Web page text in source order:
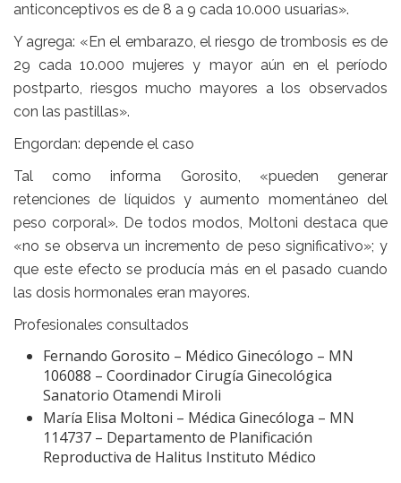
anticonceptivos es de 8 a 9 cada 10.000 usuarias».
Y agrega: «En el embarazo, el riesgo de trombosis es de
29 cada 10.000 mujeres y mayor aún en el período
postparto, riesgos mucho mayores a los observados
con las pastillas».
Engordan: depende el caso
Tal como informa Gorosito, «pueden generar
retenciones de líquidos y aumento momentáneo del
peso corporal». De todos modos, Moltoni destaca que
«no se observa un incremento de peso significativo»; y
que este efecto se producía más en el pasado cuando
las dosis hormonales eran mayores.
Profesionales consultados
Fernando Gorosito – Médico Ginecólogo – MN
106088 – Coordinador Cirugía Ginecológica
Sanatorio Otamendi Miroli
María Elisa Moltoni – Médica Ginecóloga – MN
114737 – Departamento de Planificación
Reproductiva de Halitus Instituto Médico